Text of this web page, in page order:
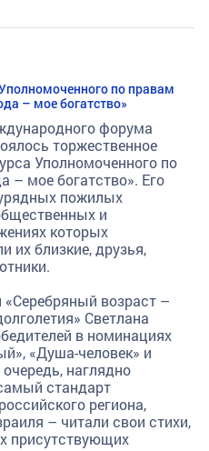
по правам
– мое богатство»
форума
торжественное
Уполномоченного по
– мое богатство». Его
пожилых
и
которых
их близкие, друзья,
возраст –
Светлана
в номинациях
«Душа-человек» и
наглядно
стандарт
региона,
– читали свои стихи,
присутствующих